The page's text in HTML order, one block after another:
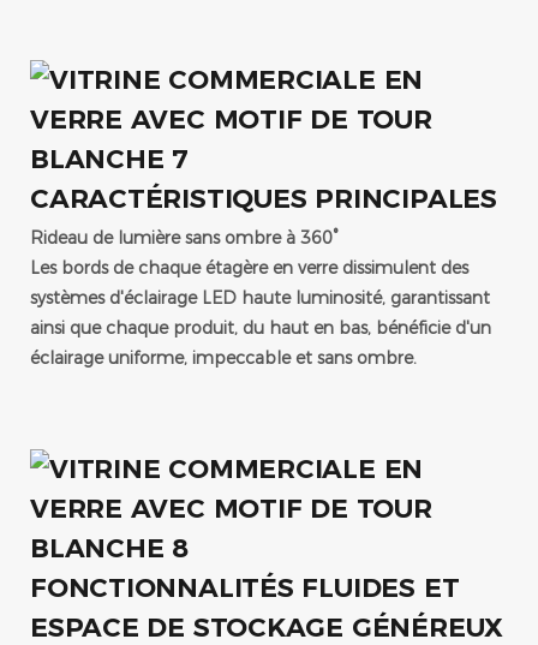
CARACTÉRISTIQUES PRINCIPALES
Rideau de lumière sans ombre à 360°
Les bords de chaque étagère en verre dissimulent des
systèmes d'éclairage LED haute luminosité, garantissant
ainsi que chaque produit, du haut en bas, bénéficie d'un
éclairage uniforme, impeccable et sans ombre.
FONCTIONNALITÉS FLUIDES ET
ESPACE DE STOCKAGE GÉNÉREUX